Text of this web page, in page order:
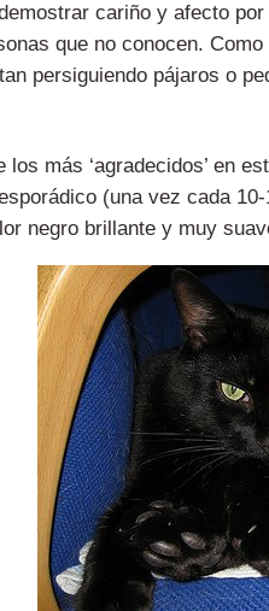
cariño y afecto
que no conocen.
persiguiendo pájaros o
los más ‘agradecidos’ en
(una vez cada
negro brillante y muy